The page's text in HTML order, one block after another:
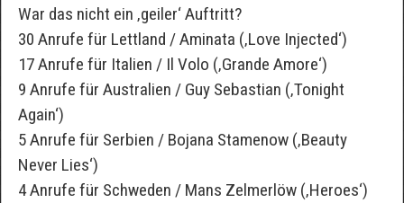
War das nicht ein ‚geiler‘ Auftritt?
30 Anrufe für Lettland / Aminata (‚Love Injected‘)
17 Anrufe für Italien / Il Volo (‚Grande Amore‘)
9 Anrufe für Australien / Guy Sebastian (‚Tonight
Again‘)
5 Anrufe für Serbien / Bojana Stamenow (‚Beauty
Never Lies‘)
4 Anrufe für Schweden / Mans Zelmerlöw (‚Heroes‘)